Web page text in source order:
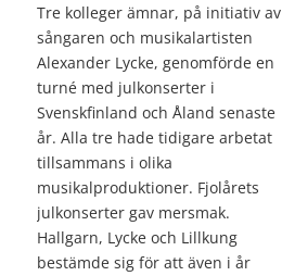
Tre kolleger ämnar, på initiativ av
sångaren och musikalartisten
Alexander Lycke, genomförde en
turné med julkonserter i
Svenskfinland och Åland senaste
år. Alla tre hade tidigare arbetat
tillsammans i olika
musikalproduktioner. Fjolårets
julkonserter gav mersmak.
Hallgarn, Lycke och Lillkung
bestämde sig för att även i år